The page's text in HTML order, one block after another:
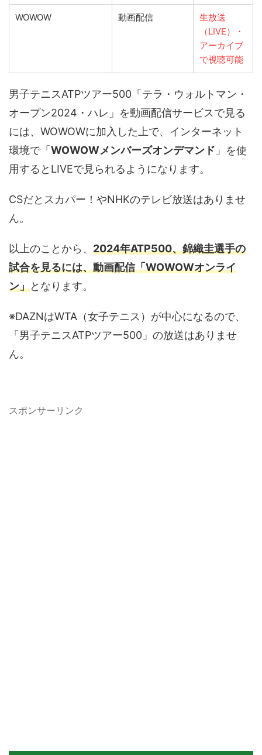
WOWOW 動画配信
生放送
（LIVE）・
アーカイブ
で視聴可能
男子テニスATPツアー500「テラ・ウォルトマン・
オープン2024・ハレ」を動画配信サービスで見る
には、WOWOWに加入した上で、インターネット
環境で「 WOWOWメンバーズオンデマンド 」を使
用するとLIVEで見られるようになります。
CSだとスカパー！やNHKのテレビ放送はありませ
ん。
以上のことから、 2024年ATP500、錦織圭選手の
試合を見るには、動画配信「WOWOWオンライ
ン」となります。
※DAZNはWTA（女子テニス）が中心になるので、
「男子テニスATPツアー500」の放送はありませ
ん。
スポンサーリンク